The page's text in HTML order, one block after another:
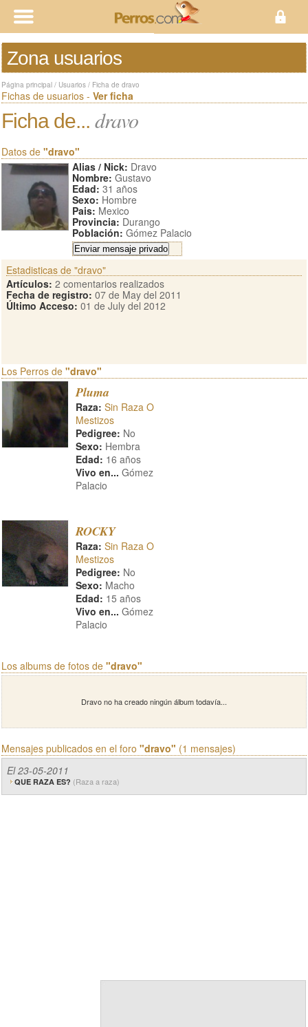
Zona usuarios
Página principal / Usuarios / Ficha de dravo
Fichas de usuarios - Ver ficha
Ficha de... dravo
Datos de "dravo"
Alias / Nick: Dravo
Nombre: Gustavo
Edad: 31 años
Sexo: Hombre
Pais: Mexico
Provincia: Durango
Población: Gómez Palacio
Estadisticas de "dravo"
Artículos: 2 comentarios realizados
Fecha de registro: 07 de May del 2011
Último Acceso: 01 de July del 2012
Los Perros de "dravo"
Pluma
Raza: Sin Raza O
Mestizos
Pedigree: No
Sexo: Hembra
Edad: 16 años
Vivo en... Gómez
Palacio
ROCKY
Raza: Sin Raza O
Mestizos
Pedigree: No
Sexo: Macho
Edad: 15 años
Vivo en... Gómez
Palacio
Los albums de fotos de "dravo"
Dravo no ha creado ningún álbum todavía...
Mensajes publicados en el foro "dravo" (1 mensajes)
El 23-05-2011
QUE RAZA ES? (Raza a raza)